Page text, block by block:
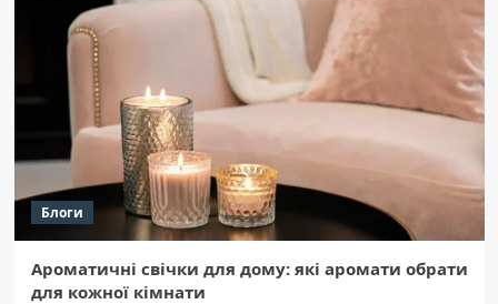
Блоги
Ароматичні свічки для дому: які аромати обрати
для кожної кімнати